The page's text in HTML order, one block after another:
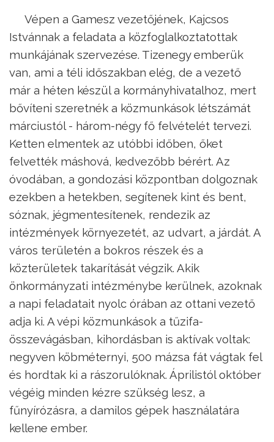
Vépen a Gamesz vezetőjének, Kajcsos
Istvánnak a feladata a közfoglalkoztatottak
munkájának szervezése. Tizenegy emberük
van, ami a téli időszakban elég, de a vezető
már a héten készül a kormányhivatalhoz, mert
bővíteni szeretnék a közmunkások létszámát
márciustól - három-négy fő felvételét tervezi.
Ketten elmentek az utóbbi időben, őket
felvették máshová, kedvezőbb bérért. Az
óvodában, a gondozási központban dolgoznak
ezekben a hetekben, segítenek kint és bent,
sóznak, jégmentesítenek, rendezik az
intézmények környezetét, az udvart, a járdát. A
város területén a bokros részek és a
közterületek takarítását végzik. Akik
önkormányzati intézménybe kerülnek, azoknak
a napi feladatait nyolc órában az ottani vezető
adja ki. A vépi közmunkások a tűzifa-
összevágásban, kihordásban is aktívak voltak:
negyven köbméternyi, 500 mázsa fát vágtak fel
és hordtak ki a rászorulóknak. Áprilistól október
végéig minden kézre szükség lesz, a
fűnyírózásra, a damilos gépek használatára
kellene ember.